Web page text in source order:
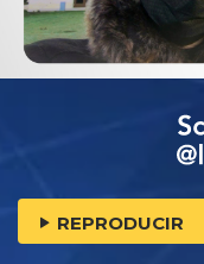
REPRODUCIR